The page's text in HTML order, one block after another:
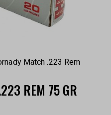
Match .223 Rem
REM 75 GR